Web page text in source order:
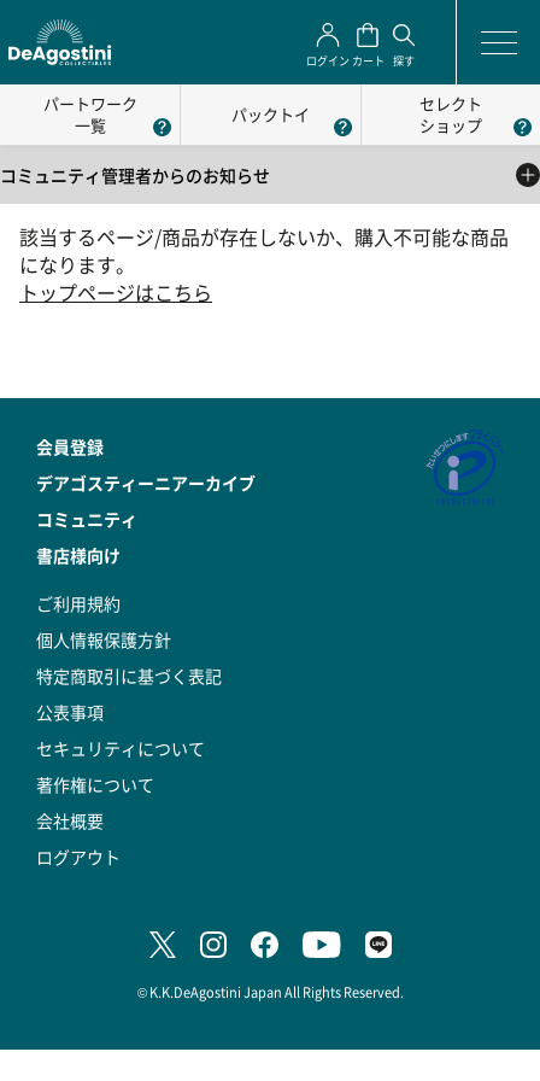
ログイン カート 探す
パートワーク
一覧
パックトイ
セレクト
ショップ
コミュニティ管理者からのお知らせ
公式コミュニティの利用方法について
2025/05/01
公式コミュニティの利用規約
該当するページ/商品が存在しないか、購入不可能な商品
になります。
トップページはこちら
会員登録
デアゴスティーニアーカイブ
コミュニティ
書店様向け
ご利用規約
個人情報保護方針
特定商取引に基づく表記
公表事項
セキュリティについて
著作権について
会社概要
ログアウト
© K.K.DeAgostini Japan All Rights Reserved.